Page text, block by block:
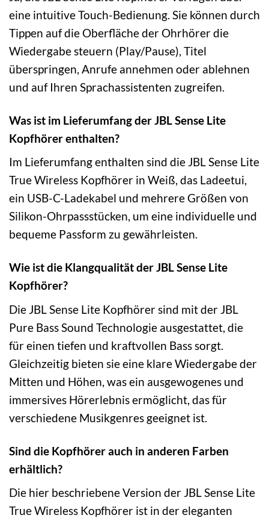
eine intuitive Touch-Bedienung. Sie können durch
Tippen auf die Oberfläche der Ohrhörer die
Wiedergabe steuern (Play/Pause), Titel
überspringen, Anrufe annehmen oder ablehnen
und auf Ihren Sprachassistenten zugreifen.
Was ist im Lieferumfang der JBL Sense Lite
Kopfhörer enthalten?
Im Lieferumfang enthalten sind die JBL Sense Lite
True Wireless Kopfhörer in Weiß, das Ladeetui,
ein USB-C-Ladekabel und mehrere Größen von
Silikon-Ohrpassstücken, um eine individuelle und
bequeme Passform zu gewährleisten.
Wie ist die Klangqualität der JBL Sense Lite
Kopfhörer?
Die JBL Sense Lite Kopfhörer sind mit der JBL
Pure Bass Sound Technologie ausgestattet, die
für einen tiefen und kraftvollen Bass sorgt.
Gleichzeitig bieten sie eine klare Wiedergabe der
Mitten und Höhen, was ein ausgewogenes und
immersives Hörerlebnis ermöglicht, das für
verschiedene Musikgenres geeignet ist.
Sind die Kopfhörer auch in anderen Farben
erhältlich?
Die hier beschriebene Version der JBL Sense Lite
True Wireless Kopfhörer ist in der eleganten